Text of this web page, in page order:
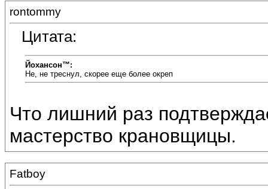
rontommy
Цитата:
Йохансон™:
Не, не треснул, скорее еще более окреп
Что лишний раз
мастерство крановщицы.
Fatboy